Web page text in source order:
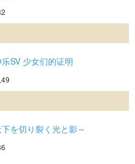
SV 少女们的证明
を切り裂く光と影～